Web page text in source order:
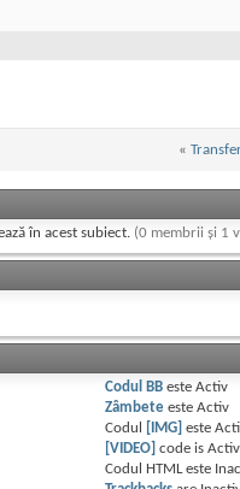
«
în acest subiect. (0 membrii și 1
Codul BB esteActiv
Zâmbete esteActiv
Codul
[IMG] este
[VIDEO] code isActiv
Codul HTML este